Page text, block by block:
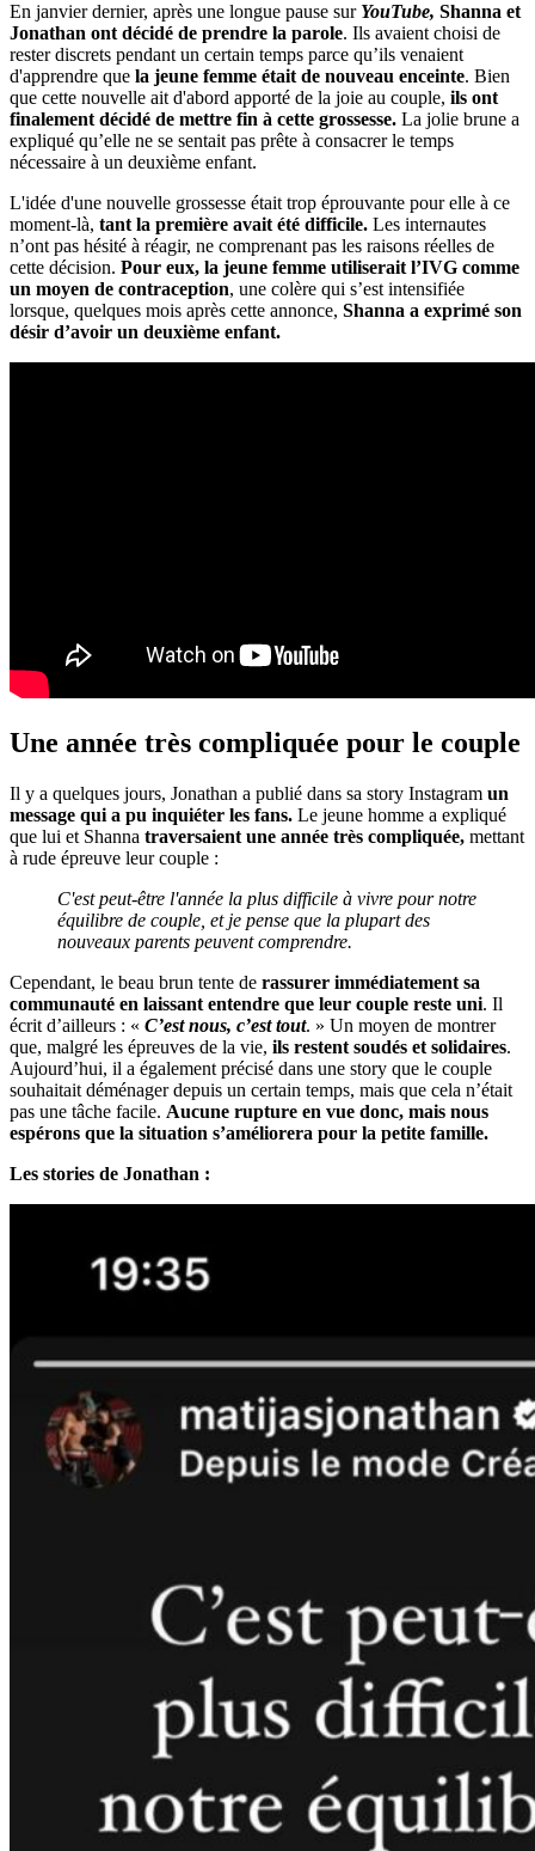
En janvier dernier, après une longue pause sur YouTube, Shanna et
Jonathan ont décidé de prendre la parole. Ils avaient choisi de
rester discrets pendant un certain temps parce qu’ils venaient
d'apprendre que la jeune femme était de nouveau enceinte. Bien
que cette nouvelle ait d'abord apporté de la joie au couple, ils ont
finalement décidé de mettre fin à cette grossesse. La jolie brune a
expliqué qu’elle ne se sentait pas prête à consacrer le temps
nécessaire à un deuxième enfant.
L'idée d'une nouvelle grossesse était trop éprouvante pour elle à ce
moment-là, tant la première avait été difficile. Les internautes
n’ont pas hésité à réagir, ne comprenant pas les raisons réelles de
cette décision. Pour eux, la jeune femme utiliserait l’IVG comme
un moyen de contraception, une colère qui s’est intensifiée
lorsque, quelques mois après cette annonce, Shanna a exprimé son
désir d’avoir un deuxième enfant.
Une année très compliquée pour le couple
Il y a quelques jours, Jonathan a publié dans sa story Instagram un
message qui a pu inquiéter les fans. Le jeune homme a expliqué
que lui et Shanna traversaient une année très compliquée, mettant
à rude épreuve leur couple :
C'est peut-être l'année la plus difficile à vivre pour notre
équilibre de couple, et je pense que la plupart des
nouveaux parents peuvent comprendre.
Cependant, le beau brun tente de rassurer immédiatement sa
communauté en laissant entendre que leur couple reste uni. Il
écrit d’ailleurs : « C’est nous, c’est tout. » Un moyen de montrer
que, malgré les épreuves de la vie, ils restent soudés et solidaires.
Aujourd’hui, il a également précisé dans une story que le couple
souhaitait déménager depuis un certain temps, mais que cela n’était
pas une tâche facile. Aucune rupture en vue donc, mais nous
espérons que la situation s’améliorera pour la petite famille.
Les stories de Jonathan :